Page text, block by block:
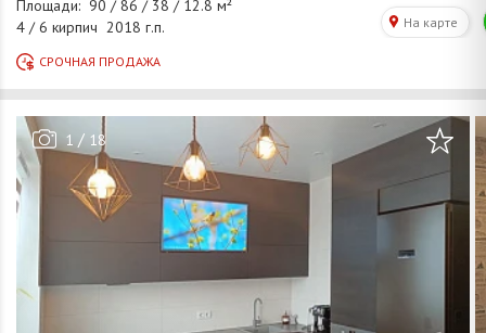
1 / 18